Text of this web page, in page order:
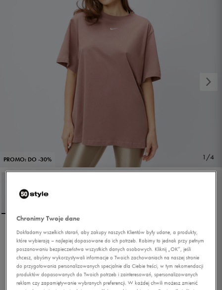
PROMO: DO -30% 1/4
NIKE T-SHIRT W NSW TEE
ESSNTL LBR
5.0(6 )
93,49zł z Vat
Chronimy Twoje dane
Dokładamy wszelkich starań, aby zakupy naszych Klientów były udane, a produkty,
które wybierają – najlepiej dopasowane do ich potrzeb. Robimy to jednak przy pełnym
poszanowaniu bezpieczeństwa wszystkich danych osobowych. Kliknij „OK”, jeśli
chcesz, abyśmy wykorzystywali informacje o Twoich zachowaniach na naszej stronie
do przygotowania personalizowanych specjalnie dla Ciebie treści, w tym rekomendacji
produktów dopasowanych do Twoich potrzeb i zainteresowań, spersonalizowanych
reklam czy zapamiętywanie wybranych preferencji. W każdej chwili możesz zmienić